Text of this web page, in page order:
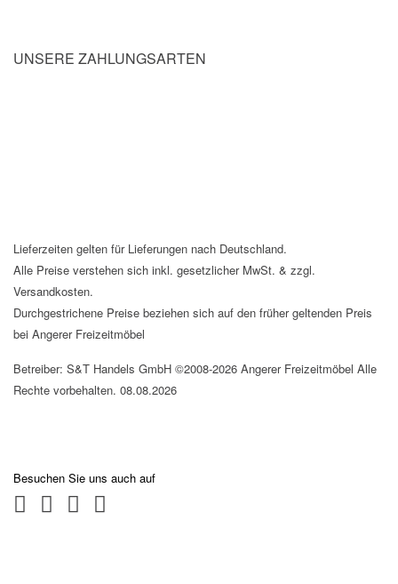
UNSERE ZAHLUNGSARTEN
Lieferzeiten gelten für Lieferungen nach Deutschland.
Alle Preise verstehen sich inkl. gesetzlicher MwSt. & zzgl.
Versandkosten.
Durchgestrichene Preise beziehen sich auf den früher geltenden Preis
bei Angerer Freizeitmöbel
Betreiber: S&T Handels GmbH ©2008-2026 Angerer Freizeitmöbel Alle
Rechte vorbehalten. 08.08.2026
Besuchen Sie uns auch auf